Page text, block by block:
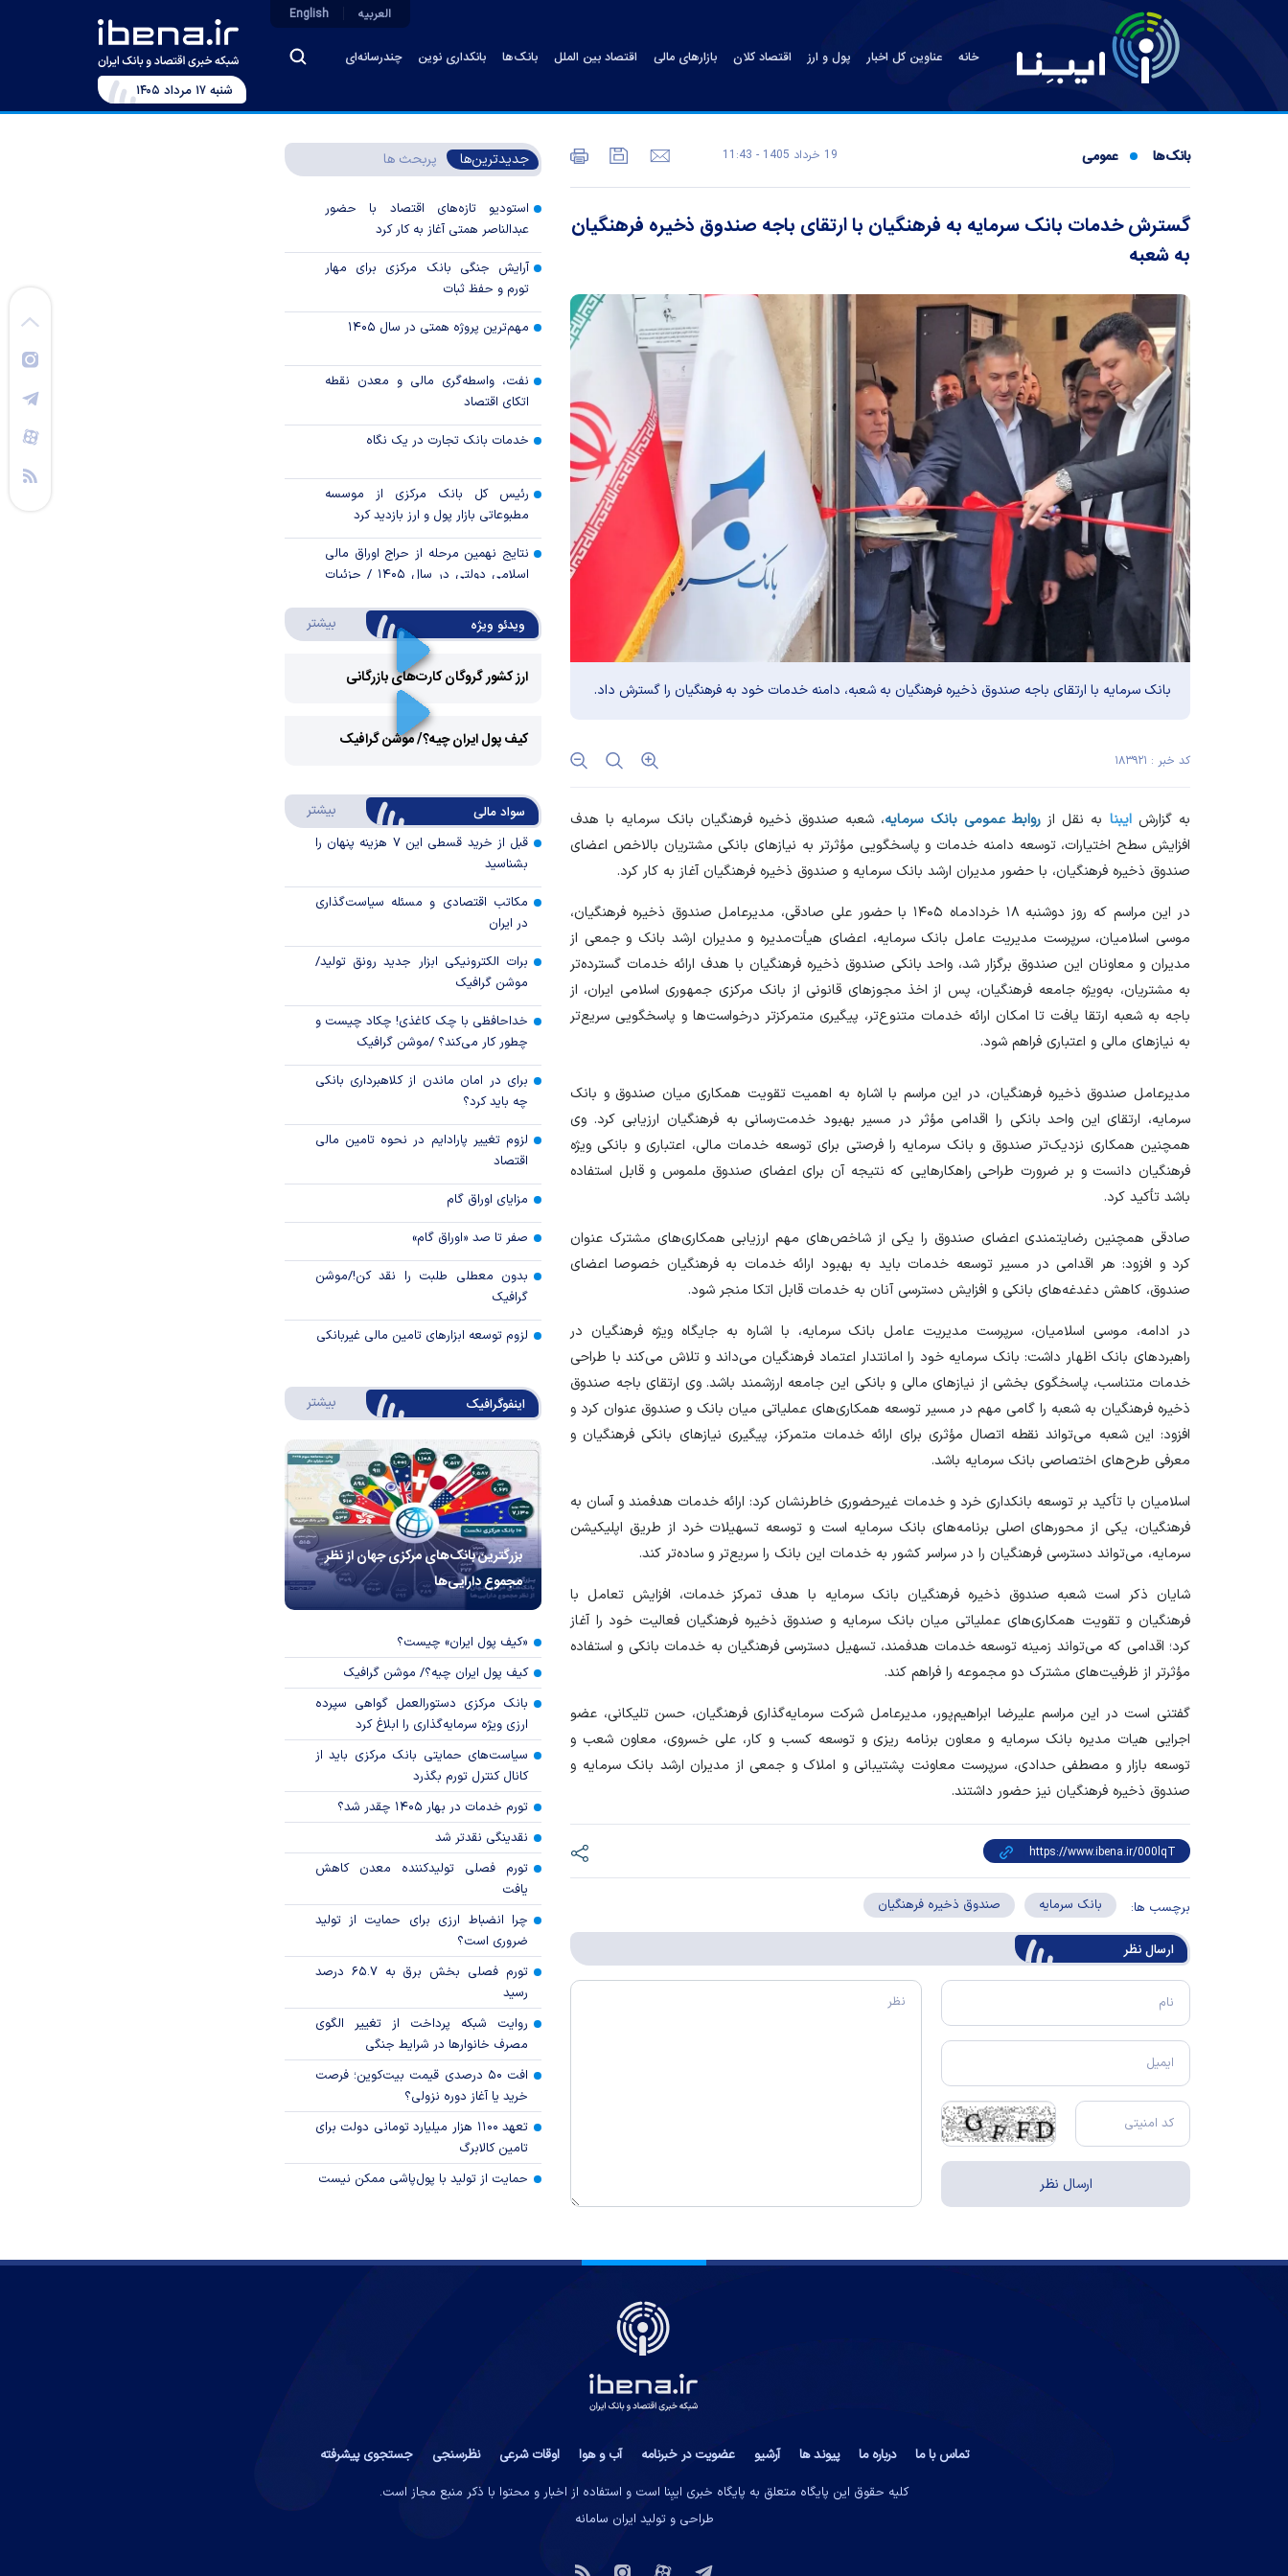
خانه عناوین کل اخبار پول و ارز اقتصاد کلان بازارهای مالی اقتصاد بین الملل بانک‌ها بانکداری نوین چندرسانه‌ای
العربیه English
شنبه ۱۷ مرداد ۱۴۰۵
بانک‌ها عمومی 19 خرداد 1405 - 11:43
گسترش خدمات بانک سرمایه به فرهنگیان با ارتقای باجه صندوق ذخیره فرهنگیان
به شعبه
بانک سرمایه با ارتقای باجه صندوق ذخیره فرهنگیان به شعبه، دامنه خدمات خود به فرهنگیان را گسترش داد.
کد خبر : ۱۸۳۹۲۱
به گزارشایبنا به نقل ازروابط عمومی بانک سرمایه، شعبه صندوق ذخیره فرهنگیان بانک سرمایه با هدف
افزایش سطح اختیارات، توسعه دامنه خدمات و پاسخگویی مؤثرتر به نیاز‌های بانکی مشتریان بالاخص اعضای
صندوق ذخیره فرهنگیان، با حضور مدیران ارشد بانک سرمایه و صندوق ذخیره فرهنگیان آغاز به کار کرد.
در این مراسم که روز دوشنبه ۱۸ خردادماه ۱۴۰۵ با حضور علی صادقی، مدیرعامل صندوق ذخیره فرهنگیان،
موسی اسلامیان، سرپرست مدیریت عامل بانک سرمایه، اعضای هیأت‌مدیره و مدیران ارشد بانک و جمعی از
مدیران و معاونان این صندوق برگزار شد، واحد بانکی صندوق ذخیره فرهنگیان با هدف ارائه خدمات گسترده‌تر
به مشتریان، به‌ویژه جامعه فرهنگیان، پس از اخذ مجوز‌های قانونی از بانک مرکزی جمهوری اسلامی ایران، از
باجه به شعبه ارتقا یافت تا امکان ارائه خدمات متنوع‌تر، پیگیری متمرکزتر درخواست‌ها و پاسخگویی سریع‌تر
به نیاز‌های مالی و اعتباری فراهم شود.
مدیرعامل صندوق ذخیره فرهنگیان، در این مراسم با اشاره به اهمیت تقویت همکاری میان صندوق و بانک
سرمایه، ارتقای این واحد بانکی را اقدامی مؤثر در مسیر بهبود خدمت‌رسانی به فرهنگیان ارزیابی کرد. وی
همچنین همکاری نزدیک‌تر صندوق و بانک سرمایه را فرصتی برای توسعه خدمات مالی، اعتباری و بانکی ویژه
فرهنگیان دانست و بر ضرورت طراحی راهکار‌هایی که نتیجه آن برای اعضای صندوق ملموس و قابل استفاده
باشد تأکید کرد.
صادقی همچنین رضایتمندی اعضای صندوق را یکی از شاخص‌های مهم ارزیابی همکاری‌های مشترک عنوان
کرد و افزود: هر اقدامی در مسیر توسعه خدمات باید به بهبود ارائه خدمات به فرهنگیان خصوصا اعضای
صندوق، کاهش دغدغه‌های بانکی و افزایش دسترسی آنان به خدمات قابل اتکا منجر شود.
در ادامه، موسی اسلامیان، سرپرست مدیریت عامل بانک سرمایه، با اشاره به جایگاه ویژه فرهنگیان در
راهبرد‌های بانک اظهار داشت: بانک سرمایه خود را امانتدار اعتماد فرهنگیان می‌داند و تلاش می‌کند با طراحی
خدمات متناسب، پاسخگوی بخشی از نیاز‌های مالی و بانکی این جامعه ارزشمند باشد. وی ارتقای باجه صندوق
ذخیره فرهنگیان به شعبه را گامی مهم در مسیر توسعه همکاری‌های عملیاتی میان بانک و صندوق عنوان کرد و
افزود: این شعبه می‌تواند نقطه اتصال مؤثری برای ارائه خدمات متمرکز، پیگیری نیاز‌های بانکی فرهنگیان و
معرفی طرح‌های اختصاصی بانک سرمایه باشد.
اسلامیان با تأکید بر توسعه بانکداری خرد و خدمات غیرحضوری خاطرنشان کرد: ارائه خدمات هدفمند و آسان به
فرهنگیان، یکی از محور‌های اصلی برنامه‌های بانک سرمایه است و توسعه تسهیلات خرد از طریق اپلیکیشن
سرمایه، می‌تواند دسترسی فرهنگیان را در سراسر کشور به خدمات این بانک را سریع‌تر و ساده‌تر کند.
شایان ذکر است شعبه صندوق ذخیره فرهنگیان بانک سرمایه با هدف تمرکز خدمات، افزایش تعامل با
فرهنگیان و تقویت همکاری‌های عملیاتی میان بانک سرمایه و صندوق ذخیره فرهنگیان فعالیت خود را آغاز
کرد؛ اقدامی که می‌تواند زمینه توسعه خدمات هدفمند، تسهیل دسترسی فرهنگیان به خدمات بانکی و استفاده
مؤثرتر از ظرفیت‌های مشترک دو مجموعه را فراهم کند.
گفتنی است در این مراسم علیرضا ابراهیم‌پور، مدیرعامل شرکت سرمایه‌گذاری فرهنگیان، حسن تلیکانی، عضو
اجرایی هیات مدیره بانک سرمایه و معاون برنامه ریزی و توسعه کسب و کار، علی خسروی، معاون شعب و
توسعه بازار و مصطفی حدادی، سرپرست معاونت پشتیبانی و املاک و جمعی از مدیران ارشد بانک سرمایه و
صندوق ذخیره فرهنگیان نیز حضور داشتند.
برچسب ها: بانک سرمایه صندوق ذخیره فرهنگیان
ارسال‌ نظر
جدیدترین‌ها پربحث ها
استودیو تازه‌های اقتصاد با حضور
عبدالناصر همتی آغاز به کار کرد
آرایش جنگی بانک مرکزی برای مهار
تورم و حفظ ثبات
مهم‌ترین پروژه همتی در سال ۱۴۰۵
نفت، واسطه‌گری مالی و معدن نقطه
اتکای اقتصاد
خدمات بانک تجارت در یک نگاه
رئیس کل بانک مرکزی از موسسه
مطبوعاتی بازار پول و ارز بازدید کرد
نتایج نهمین مرحله از حراج اوراق مالی
اسلامی دولتی در سال ۱۴۰۵ / جزئیات
خبرنگاران؛ اعتبار قلم‌اند
طلا در دو راهی هرمز و فدرال‌رزرو
قیمت نفت یک دلار بالا رفت
سرمایه‌گذاران دوباره سراغ بیت‌کوین
رفتند
شوک جدید در بازار کار آمریکا
تأمین مالی بازسازی اقتصاد نباید بر
دوش بانک‌ها باشد
ویدئو ویژه بیشتر درباره ویدئو ویژه
ارز کشور گروگان کارت‌های بازرگانی
Video
کیف پول ایران چیه؟/ موشن گرافیک
سواد مالی بیشتر درباره سواد مالی
قبل از خرید قسطی این ۷ هزینه پنهان را
بشناسید
مکاتب اقتصادی و مسئله سیاست‌گذاری
در ایران
برات الکترونیکی ابزار جدید رونق تولید/
موشن گرافیک
خداحافظی با چک کاغذی! چکاد چیست و
چطور کار می‌کند؟ /موشن گرافیک
برای در امان ماندن از کلاهبرداری بانکی
چه باید کرد؟
لزوم تغییر پارادایم در نحوه تامین مالی
اقتصاد
مزایای اوراق گام
صفر تا صد «اوراق گام»
بدون معطلی طلبت را نقد کن!/موشن
گرافیک
لزوم توسعه ابزارهای تامین مالی غیربانکی
اینفوگرافیک بیشتر درباره اینفوگرافیک
بزرگترین بانک‌های مرکزی جهان از نظر
مجموع دارایی‌ها
«کیف پول ایران» چیست؟
کیف پول ایران چیه؟/ موشن گرافیک
بانک مرکزی دستورالعمل گواهی سپرده
ارزی ویژه سرمایه‌گذاری را ابلاغ کرد
سیاست‌های حمایتی بانک مرکزی باید از
کانال کنترل تورم بگذرد
تورم خدمات در بهار ۱۴۰۵ چقدر شد؟
نقدینگی نقدتر شد
تورم فصلی تولیدکننده معدن کاهش
یافت
چرا انضباط ارزی برای حمایت از تولید
ضروری است؟
تورم فصلی بخش برق به ۶۵.۷ درصد
رسید
روایت شبکه پرداخت از تغییر الگوی
مصرف خانوار‌ها در شرایط جنگی
افت ۵۰ درصدی قیمت بیت‌کوین؛ فرصت
خرید یا آغاز دوره نزولی؟
تعهد ۱۱۰۰ هزار میلیارد تومانی دولت برای
تامین کالابرگ
حمایت از تولید با پول‌پاشی ممکن نیست
تماس با ما درباره ما پیوند ها آرشیو عضویت در خبرنامه آب و هوا اوقات شرعی نظرسنجی
جستجوی پیشرفته
کلیه حقوق این پایگاه متعلق به پایگاه خبری ایبِنا است و استفاده از اخبار و محتوا با ذکر منبع مجاز است.
طراحی و تولید ایران سامانه